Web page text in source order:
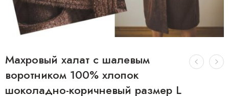
Махровый халат с шалевым
воротником 100% хлопок
шоколадно-коричневый размер L